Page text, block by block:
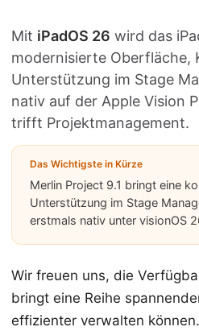
Mit iPadOS 26 wird das
modernisierte Oberfläche,
Unterstützung im Stage
nativ auf der Apple Vision
trifft Projektmanagement.
Das Wichtigste in Kürze
Merlin Project 9.1 bringt eine
Unterstützung im Stage
erstmals nativ unter visionOS
Wir freuen uns, die
bringt eine Reihe
effizienter verwalten können.